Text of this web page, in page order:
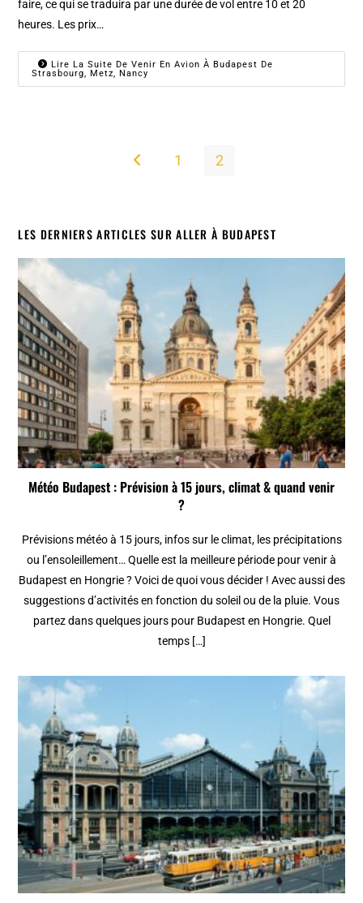
faire, ce qui se traduira par une durée de vol entre 10 et 20
heures. Les prix…
Lire La Suite De Venir En Avion À Budapest De
Strasbourg, Metz, Nancy
Go to the previous page
1 2
LES DERNIERS ARTICLES SUR ALLER À BUDAPEST
Météo Budapest : Prévision à 15 jours, climat & quand venir
?
Prévisions météo à 15 jours, infos sur le climat, les précipitations
ou l’ensoleillement… Quelle est la meilleure période pour venir à
Budapest en Hongrie ? Voici de quoi vous décider ! Avec aussi des
suggestions d’activités en fonction du soleil ou de la pluie. Vous
partez dans quelques jours pour Budapest en Hongrie. Quel
temps […]